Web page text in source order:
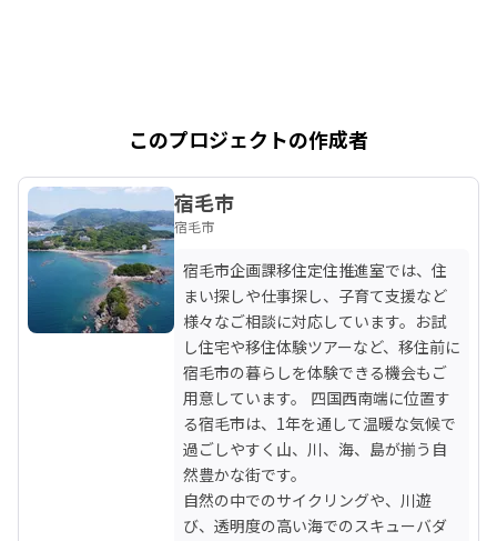
このプロジェクトの作成者
宿毛市
宿毛市
宿毛市企画課移住定住推進室では、住
まい探しや仕事探し、子育て支援など
様々なご相談に対応しています。お試
し住宅や移住体験ツアーなど、移住前に
宿毛市の暮らしを体験できる機会もご
用意しています。 四国西南端に位置す
る宿毛市は、1年を通して温暖な気候で
過ごしやすく山、川、海、島が揃う自
然豊かな街です。
自然の中でのサイクリングや、川遊
び、透明度の高い海でのスキューバダ